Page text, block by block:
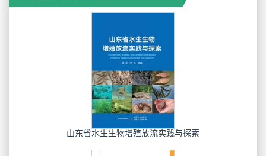
山东省水生生物增殖放流实践与探索